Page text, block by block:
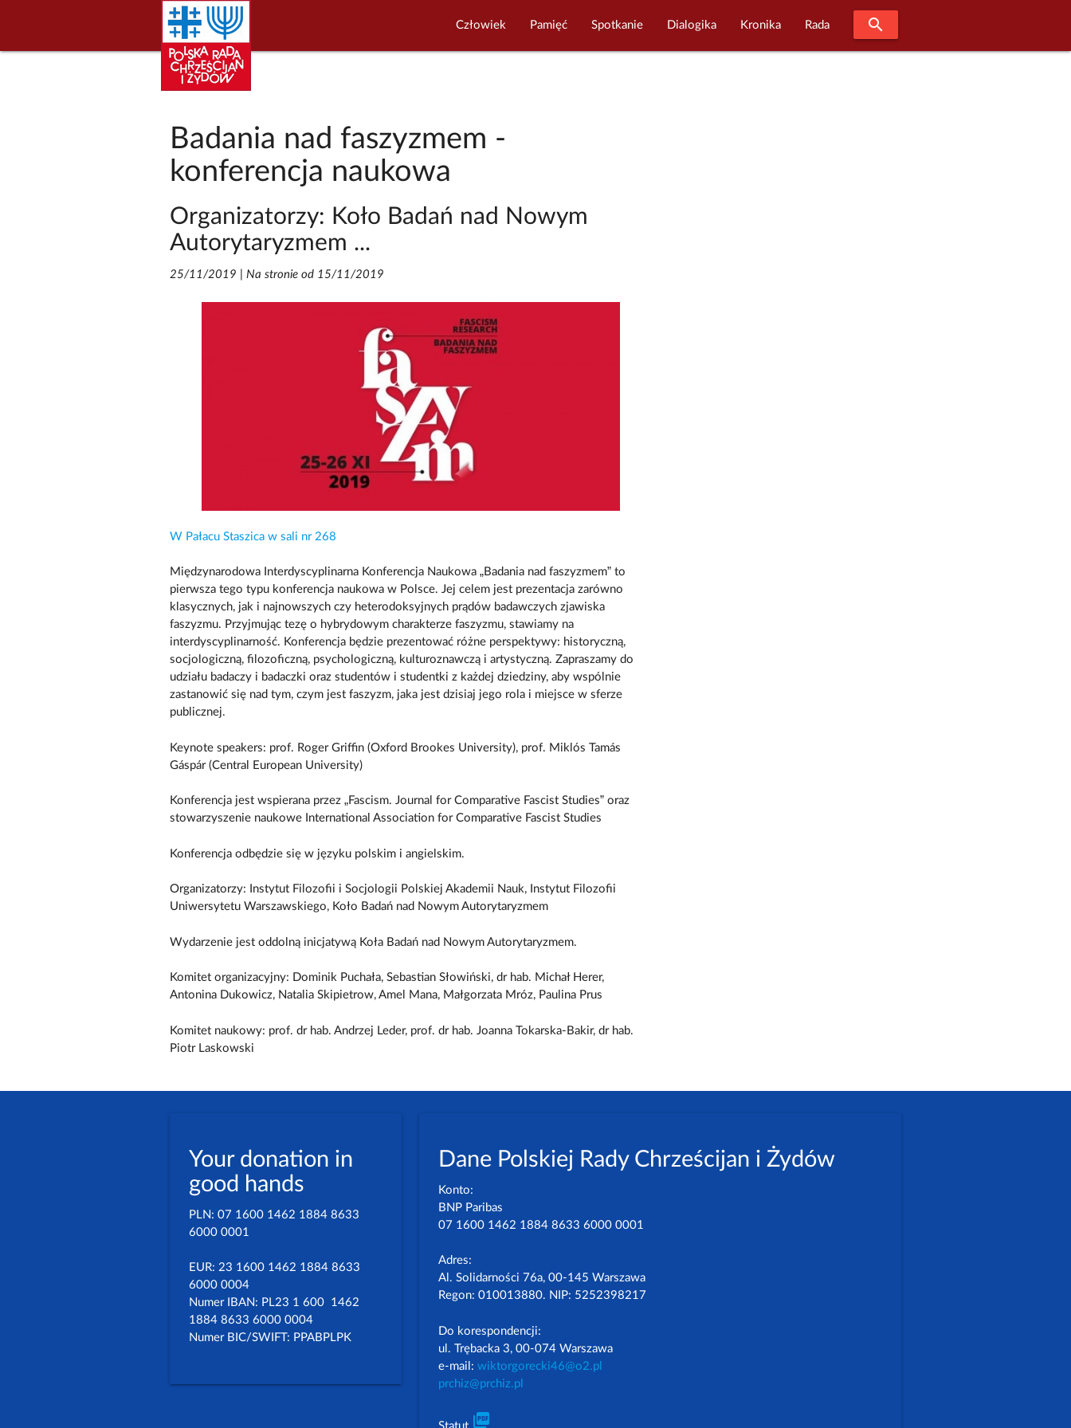
Człowiek Pamięć Spotkanie Dialogika Kronika Rada search
Badania nad faszyzmem -
konferencja naukowa
Organizatorzy: Koło Badań nad Nowym
Autorytaryzmem ...
25/11/2019 Na stronie od 15/11/2019
W Pałacu Staszica w sali nr 268
Międzynarodowa Interdyscyplinarna Konferencja Naukowa „Badania nad faszyzmem” to
pierwsza tego typu konferencja naukowa w Polsce. Jej celem jest prezentacja zarówno
klasycznych, jak i najnowszych czy heterodoksyjnych prądów badawczych zjawiska
faszyzmu. Przyjmując tezę o hybrydowym charakterze faszyzmu, stawiamy na
interdyscyplinarność. Konferencja będzie prezentować różne perspektywy: historyczną,
socjologiczną, filozoficzną, psychologiczną, kulturoznawczą i artystyczną. Zapraszamy do
udziału badaczy i badaczki oraz studentów i studentki z każdej dziedziny, aby wspólnie
zastanowić się nad tym, czym jest faszyzm, jaka jest dzisiaj jego rola i miejsce w sferze
publicznej.
Keynote speakers: prof. Roger Griffin (Oxford Brookes University), prof. Miklós Tamás
Gáspár (Central European University)
Konferencja jest wspierana przez „Fascism. Journal for Comparative Fascist Studies” oraz
stowarzyszenie naukowe International Association for Comparative Fascist Studies
Konferencja odbędzie się w języku polskim i angielskim.
Organizatorzy: Instytut Filozofii i Socjologii Polskiej Akademii Nauk, Instytut Filozofii
Uniwersytetu Warszawskiego, Koło Badań nad Nowym Autorytaryzmem
Wydarzenie jest oddolną inicjatywą Koła Badań nad Nowym Autorytaryzmem.
Komitet organizacyjny: Dominik Puchała, Sebastian Słowiński, dr hab. Michał Herer,
Antonina Dukowicz, Natalia Skipietrow, Amel Mana, Małgorzata Mróz, Paulina Prus
Komitet naukowy: prof. dr hab. Andrzej Leder, prof. dr hab. Joanna Tokarska-Bakir, dr hab.
Piotr Laskowski
Dane Polskiej Rady Chrześcijan i Żydów
Konto:
BNP Paribas
07 1600 1462 1884 8633 6000 0001
Adres:
Al. Solidarności 76a, 00-145 Warszawa
Regon: 010013880. NIP: 5252398217
Do korespondencji:
ul. Trębacka 3, 00-074 Warszawa
e-mail:wiktorgorecki46@o2.pl
prchiz@prchiz.pl
picture_as_pdf
Your donation in
good hands
PLN: 07 1600 1462 1884 8633
6000 0001
EUR: 23 1600 1462 1884 8633
6000 0004
Numer IBAN: PL23 1 600 1462
1884 8633 6000 0004
Numer BIC/SWIFT: PPABPLPK